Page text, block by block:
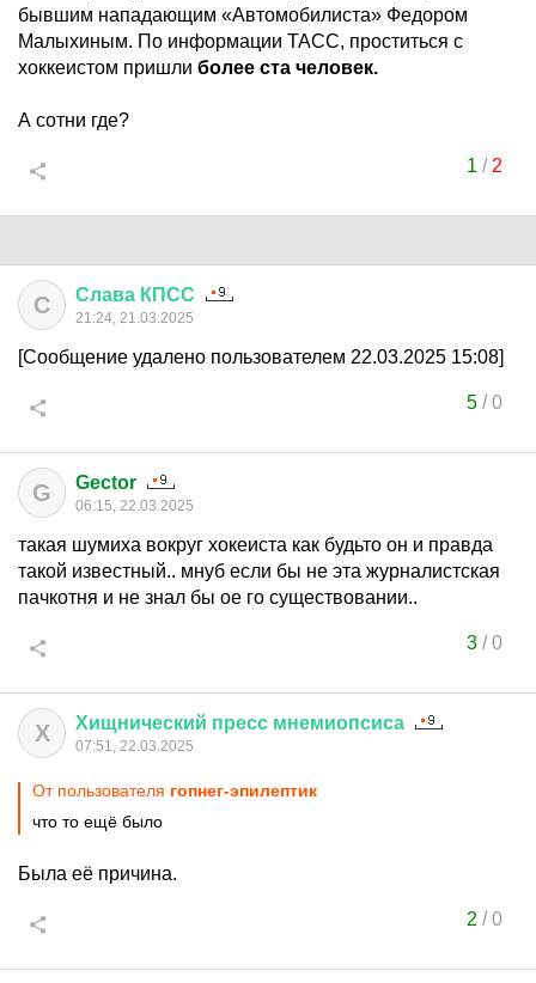
бывшим нападающим «Автомобилиста» Федором
Малыхиным. По информации ТАСС, проститься с
хоккеистом пришли более ста человек.
А сотни где?
1 / 2
С Слава КПСС
21:24, 21.03.2025
[Сообщение удалено пользователем 22.03.2025 15:08]
5/0
G Gector
06:15, 22.03.2025
такая шумиха вокруг хокеиста как будьто он и правда
такой известный.. мнуб если бы не эта журналистская
пачкотня и не знал бы ое го существовании..
3/0
Х Хищнический пресс мнемиопсиса
07:51, 22.03.2025
От пользователя гопнег-эпилептик
что то ещё было
Была её причина.
2 /0